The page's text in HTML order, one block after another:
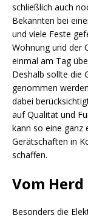
schließlich auch
Bekannten bei
und viele Feste
Wohnung und der
einmal am Tag
Deshalb sollte die
genommen
dabei
auf Qualität und
kann so eine ganz
Gerätschaften in
schaffen.
Vom
Besonders die